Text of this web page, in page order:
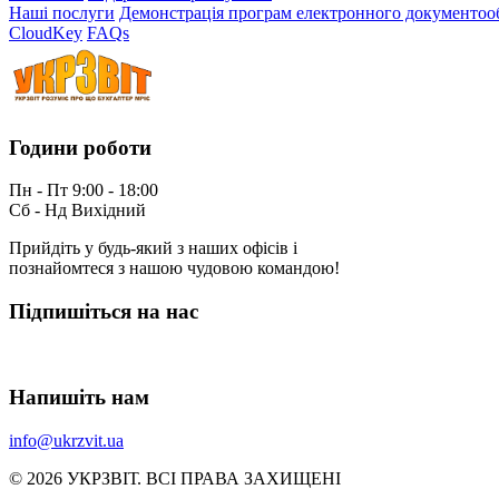
Наші послуги Демонстрація програм електронного
CloudKey FAQs
Години роботи
Пн - Пт 9:00 - 18:00
Сб - Нд Вихідний
Прийдіть у будь-який з наших офісів і
познайомтеся з нашою чудовою командою!
Підпишіться на нас
Напишіть нам
info@ukrzvit.ua
© 2026 УКРЗВIТ. ВСI ПРАВА ЗАХИЩЕНI